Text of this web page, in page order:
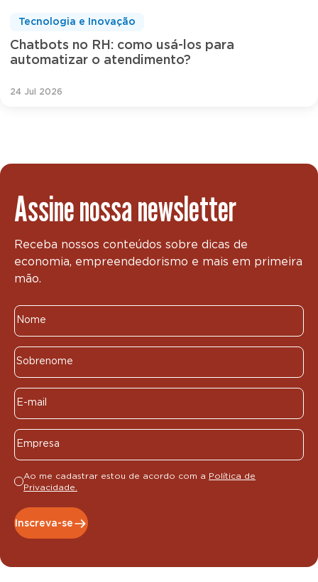
Chatbots no RH: como usá-los para
automatizar o atendimento?
Tecnologia e Inovação
24 Jul 2026
Assine nossa newsletter
Receba nossos conteúdos sobre dicas de
economia, empreendedorismo e mais em primeira
mão.
Ao me cadastrar estou de acordo com a Política de
Privacidade.
Inscreva-se